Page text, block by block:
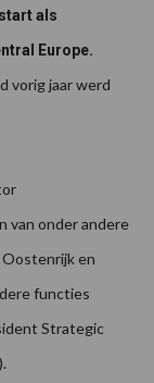
als
Europe.
vorig jaar werd
van onder andere
Oostenrijk en
functies
Strategic